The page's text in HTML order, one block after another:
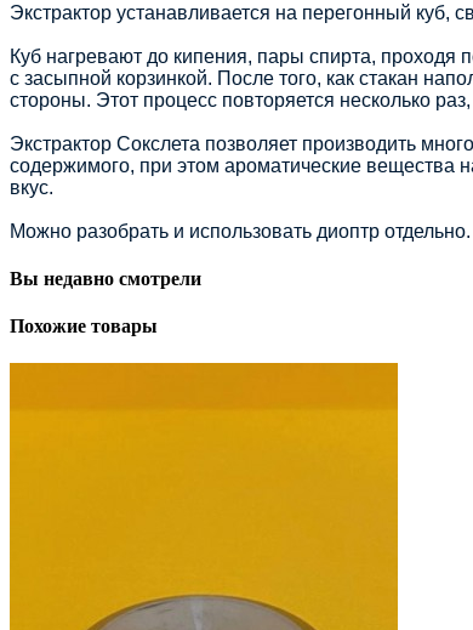
Экстрактор устанавливается на перегонный куб,
Куб нагревают до кипения, пары спирта, проходя
с засыпной корзинкой. После того, как стакан
стороны. Этот процесс повторяется несколько
Экстрактор Сокслета позволяет производить
содержимого, при этом ароматические вещества
вкус.
Можно разобрать и использовать диоптр отдельно.
Вы недавно смотрели
Похожие товары